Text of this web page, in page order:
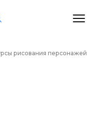
рисования персонажей